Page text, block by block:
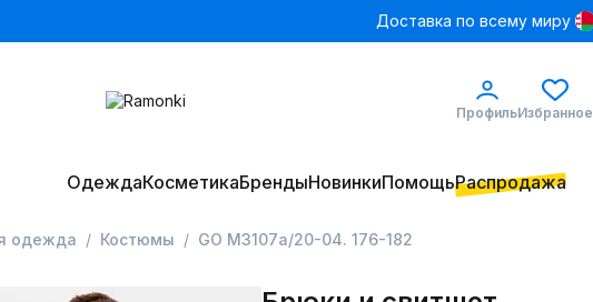
Доставка по всему миру
ПрофильИзбранное
ОдеждаКосметикаБрендыНовинкиПомощьРаспродажа
одежда Костюмы GO M3107а/20-04. 176-182